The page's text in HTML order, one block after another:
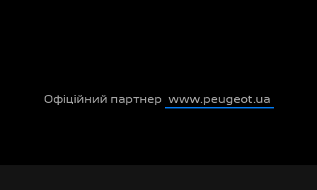
Офіційний партнер www.peugeot.ua